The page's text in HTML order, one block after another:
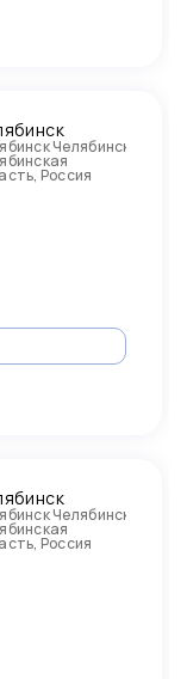
Челябинск
Россия
Челябинск
Россия